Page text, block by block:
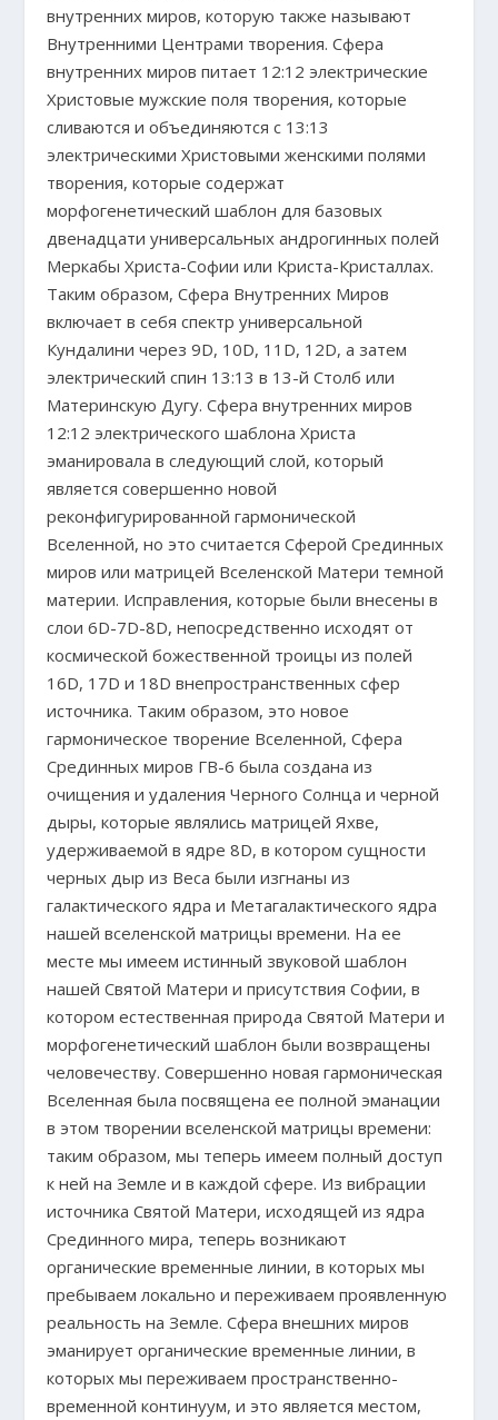
внутренних миров, которую также называют
Внутренними Центрами творения. Сфера
внутренних миров питает 12:12 электрические
Христовые мужские поля творения, которые
сливаются и объединяются с 13:13
электрическими Христовыми женскими полями
творения, которые содержат
морфогенетический шаблон для базовых
двенадцати универсальных андрогинных полей
Меркабы Христа-Софии или Криста-Кристаллах.
Таким образом, Сфера Внутренних Миров
включает в себя спектр универсальной
Кундалини через 9D, 10D, 11D, 12D, а затем
электрический спин 13:13 в 13-й Столб или
Материнскую Дугу. Сфера внутренних миров
12:12 электрического шаблона Христа
эманировала в следующий слой, который
является совершенно новой
реконфигурированной гармонической
Вселенной, но это считается Сферой Срединных
миров или матрицей Вселенской Матери темной
материи. Исправления, которые были внесены в
слои 6D-7D-8D, непосредственно исходят от
космической божественной троицы из полей
16D, 17D и 18D внепространственных сфер
источника. Таким образом, это новое
гармоническое творение Вселенной, Сфера
Срединных миров ГВ-6 была создана из
очищения и удаления Черного Солнца и черной
дыры, которые являлись матрицей Яхве,
удерживаемой в ядре 8D, в котором сущности
черных дыр из Веса были изгнаны из
галактического ядра и Метагалактического ядра
нашей вселенской матрицы времени. На ее
месте мы имеем истинный звуковой шаблон
нашей Святой Матери и присутствия Софии, в
котором естественная природа Святой Матери и
морфогенетический шаблон были возвращены
человечеству. Совершенно новая гармоническая
Вселенная была посвящена ее полной эманации
в этом творении вселенской матрицы времени:
таким образом, мы теперь имеем полный доступ
к ней на Земле и в каждой сфере. Из вибрации
источника Святой Матери, исходящей из ядра
Срединного мира, теперь возникают
органические временные линии, в которых мы
пребываем локально и переживаем проявленную
реальность на Земле. Сфера внешних миров
эманирует органические временные линии, в
которых мы переживаем пространственно-
временной континуум, и это является местом,